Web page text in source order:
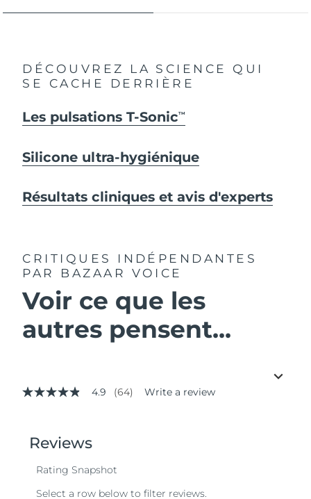
DÉCOUVREZ LA SCIENCE QUI
SE CACHE DERRIÈRE
Les pulsations T-SonicTM
Silicone ultra-hygiénique
Résultats cliniques et avis d'experts
CRITIQUES INDÉPENDANTES
PAR BAZAAR VOICE
Voir ce que les
autres pensent...
4.9
stars,
average
value.
4.9 (64) Write a review